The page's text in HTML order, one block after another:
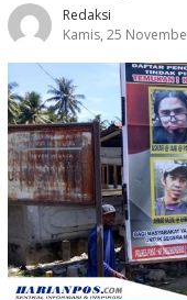
Redaksi
Kamis, 25